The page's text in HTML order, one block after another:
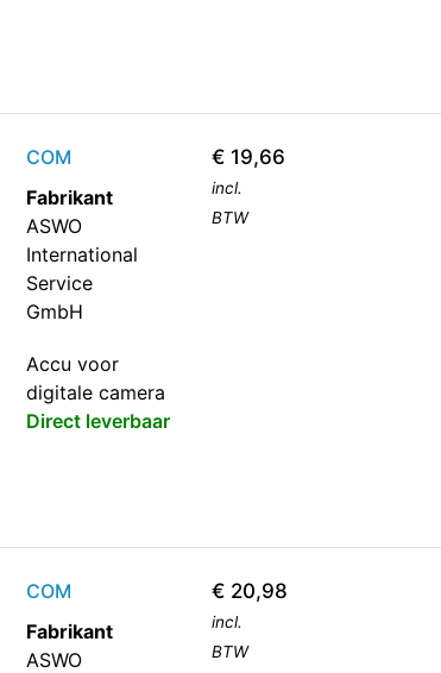
COM
Fabrikant
ASWO
International
Service
GmbH
Accu voor
digitale camera
Direct leverbaar
€ 19,66
incl.
BTW
COM
Fabrikant
ASWO
€ 20,98
incl.
BTW